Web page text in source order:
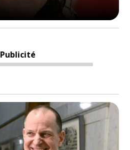
Publicité